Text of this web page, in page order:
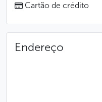
Cartão de crédito
Endereço